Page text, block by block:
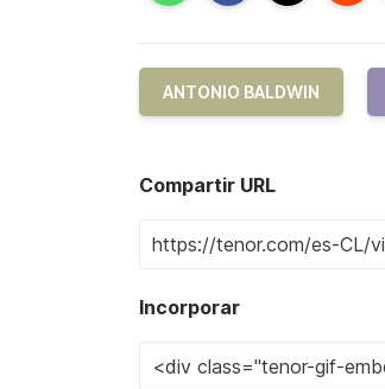
ANTONIO BALDWIN
Compartir URL
Incorporar